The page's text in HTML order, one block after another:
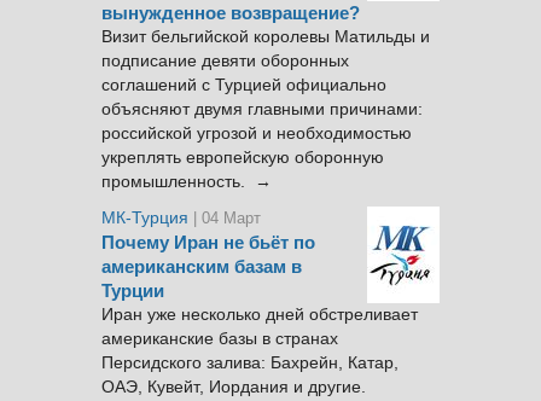
вынужденное возвращение?
Визит бельгийской королевы Матильды и
подписание девяти оборонных
соглашений с Турцией официально
объясняют двумя главными причинами:
российской угрозой и необходимостью
укреплять европейскую оборонную
промышленность. →
МК-Турция
| 04 Март
Почему Иран не бьёт по
американским базам в
Турции
Иран уже несколько дней обстреливает
американские базы в странах
Персидского залива: Бахрейн, Катар,
ОАЭ, Кувейт, Иордания и другие.